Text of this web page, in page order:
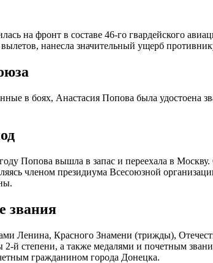
на фронт в составе 46-го гвардейского
нанесла значительный ущерб
в боях, Анастасия Попова была удостоена
Попова вышла в запас и переехала в Москву.
членом президиума Всесоюзной
звания
Ленина, Красного Знамени (трижды),
й степени, а также медалями и почетным
гражданином города Донецка.